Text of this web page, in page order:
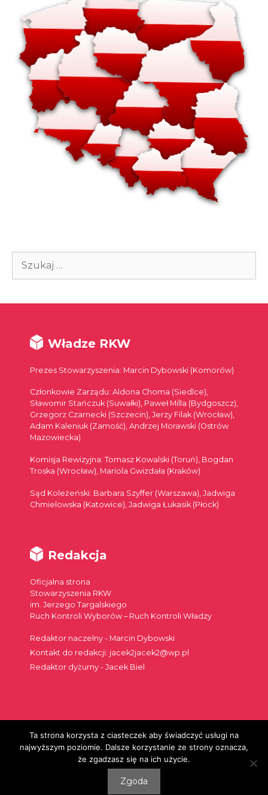
Szukaj:
Władze RKW
Prezes Stowarzyszenia: Marcin Dybowski (Komorów)
Członkowie Zarządu: Aldona Choma (Siedlce),
Sławomir Stańczuk (Suwałki), Paweł Milla (Bydgoszcz),
Grzegorz Czarnecki (Szczecin), Jerzy Filak (Wrocław),
Adam Kaleniuk (Zamość), Andrzej Morawski (Ostrów
Mazowiecka)
Komisja Rewizyjna: Tomasz Kowalski (Toruń), Bogdan
Troska (Wrocław), Mariola Gwizdała (Kraków)
Sąd Koleżeński: Barbara Szyffer (Warszawa), Jadwiga
Chmielowska (Katowice), Jadwiga Łukasik (Płock)
Redakcja
Oficjalna strona
Stowarzyszenia RKW
im. Jerzego Targalskiego
Ruch Kontroli Wyborów – Ruch Kontroli Władzy
Redaktor naczelny - Marcin Dybowski
Kontakt do redakcji: jacek2jacek2@wp.pl
Redaktor dyżurny - Jacek Biel
Szukaj:
© 2026
Ta strona korzysta z ciasteczek aby świadczyć usługi na
najwyższym poziomie. Dalsze korzystanie ze strony oznacza,
że zgadzasz się na ich użycie.
Zgoda